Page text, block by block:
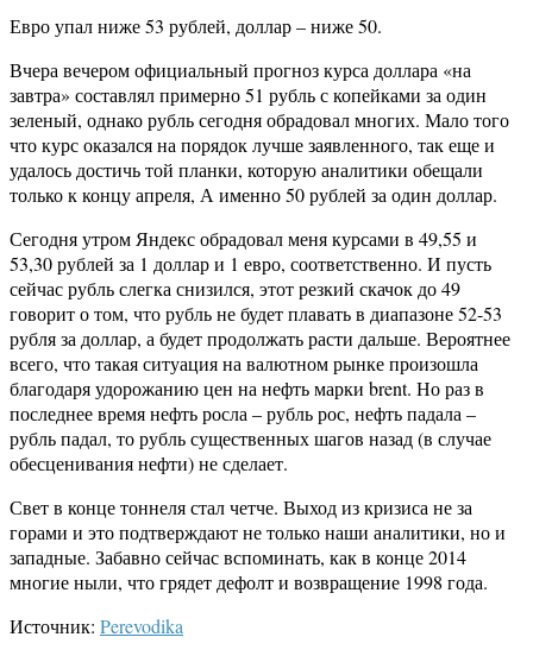
Евро упал ниже 53 рублей, доллар – ниже 50.
Вчера вечером официальный прогноз курса доллара «на
завтра» составлял примерно 51 рубль с копейками за один
зеленый, однако рубль сегодня обрадовал многих. Мало того
что курс оказался на порядок лучше заявленного, так еще и
удалось достичь той планки, которую аналитики обещали
только к концу апреля, А именно 50 рублей за один доллар.
Сегодня утром Яндекс обрадовал меня курсами в 49,55 и
53,30 рублей за 1 доллар и 1 евро, соответственно. И пусть
сейчас рубль слегка снизился, этот резкий скачок до 49
говорит о том, что рубль не будет плавать в диапазоне 52-53
рубля за доллар, а будет продолжать расти дальше. Вероятнее
всего, что такая ситуация на валютном рынке произошла
благодаря удорожанию цен на нефть марки brent. Но раз в
последнее время нефть росла – рубль рос, нефть падала –
рубль падал, то рубль существенных шагов назад (в случае
обесценивания нефти) не сделает.
Свет в конце тоннеля стал четче. Выход из кризиса не за
горами и это подтверждают не только наши аналитики, но и
западные. Забавно сейчас вспоминать, как в конце 2014
многие ныли, что грядет дефолт и возвращение 1998 года.
Источник: Perevodika